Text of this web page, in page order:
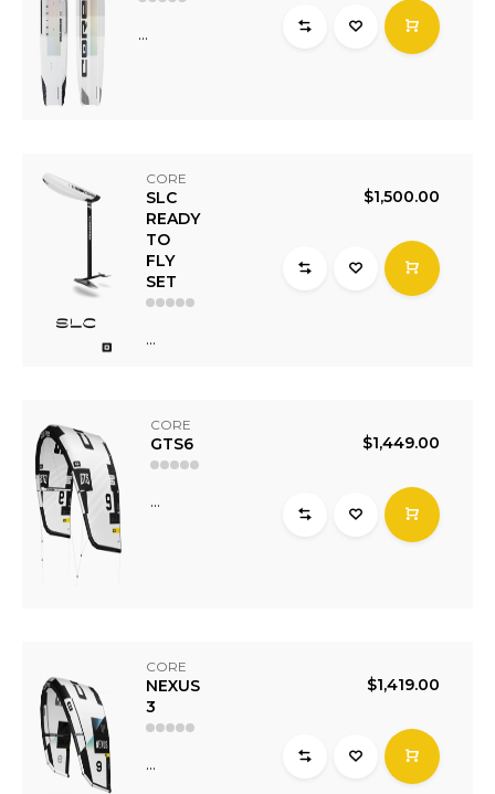
...
CORE
SLC
READY
TO
FLY
SET
...
$1,500.00
CORE
GTS6
...
$1,449.00
CORE
NEXUS
3
...
$1,419.00